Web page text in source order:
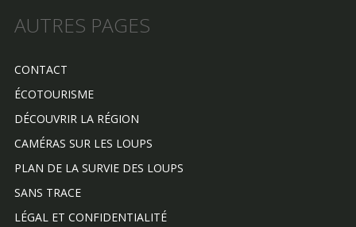
AUTRES PAGES
CONTACT
ÉCOTOURISME
DÉCOUVRIR LA RÉGION
CAMÉRAS SUR LES LOUPS
PLAN DE LA SURVIE DES LOUPS
SANS TRACE
LÉGAL ET CONFIDENTIALITÉ